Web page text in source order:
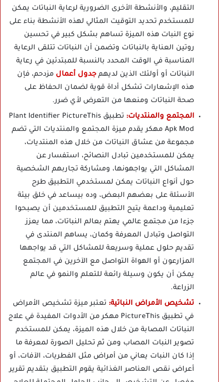
التقليم، والأنشطة الأخرى الضرورية لرعاية النباتات يمكن
للمستخدم تحديد التوقيت المثالي لهذه الأنشطة بناء على
نوع النبات هذه الميزة تساهم بشكل كبير في تحسين
روتين العناية بالنباتات وتضمن أن النباتات تتلقى الرعاية
المناسبة في الوقت المحدد بالنسبة للمبتدئين في رعاية
النباتات أو أولئك الذين لديهم جدول أعمال مزدحم، فإن
هذه الإشعارات تشكل أداة قوية لضمان الحفاظ على
صحة النباتات ومنعها من التعرض لأي ضرر.
المجتمع والمنتديات:
تطبيق Plant Identifier PictureThis
Apk Mod مهكر يقدم ميزة المجتمع والمنتديات التي تضم
مجموعة من عشاق النباتات من خلال هذه المنتديات،
يمكن للمستخدمين تبادل النصائح، استفسار عن
المشاكل التي يواجهونها، ومشاركة تجاربهم الشخصية
حول أنواع النباتات يمكن لمستخدمي التطبيق طرح
الأسئلة على بعضهم البعض، وده بيساعد في خلق بيئة
تعليمية وداعمة يتيح التطبيق للمستخدمين أن يصبحوا
جزءا من مجتمع عالمي يهتم بعالم النباتات، مما يعزز
التواصل وتبادل المعرفة وكمان، يساهم المنتدى في
تقديم حلول عملية وسريعة للمشاكل التي قد يواجهها
المزارعون أو الهواة التواصل مع الآخرين في المجتمع
يمكن أن يكون وسيلة رائعة للتعلم والنمو في عالم
الزراعة.
تشخيص الأمراض النباتية: تعتبر ميزة تشخيص الأمراض
في تطبيق PictureThis مهكر من الأدوات المفيدة في علاج
النباتات المصابة من خلال هذه الميزة، يمكن للمستخدم
تصوير النبات المصاب ومن ثم تحليل الصورة لمعرفة ما
إذا كان النبات يعاني من أمراض مثل الفطريات، الآفات، أو
أعراض نقص العناصر الغذائية يقوم التطبيق بتقديم تقرير